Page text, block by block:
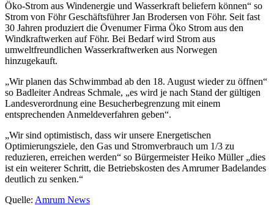
Öko-Strom aus Windenergie und Wasserkraft beliefern können“ so
Strom von Föhr Geschäftsführer Jan Brodersen von Föhr. Seit fast
30 Jahren produziert die Övenumer Firma Öko Strom aus den
Windkraftwerken auf Föhr. Bei Bedarf wird Strom aus
umweltfreundlichen Wasserkraftwerken aus Norwegen
hinzugekauft.
„Wir planen das Schwimmbad ab den 18. August wieder zu öffnen“
so Badleiter Andreas Schmale, „es wird je nach Stand der gültigen
Landesverordnung eine Besucherbegrenzung mit einem
entsprechenden Anmeldeverfahren geben“.
„Wir sind optimistisch, dass wir unsere Energetischen
Optimierungsziele, den Gas und Stromverbrauch um 1/3 zu
reduzieren, erreichen werden“ so Bürgermeister Heiko Müller „dies
ist ein weiterer Schritt, die Betriebskosten des Amrumer Badelandes
deutlich zu senken.“
Quelle: Amrum News